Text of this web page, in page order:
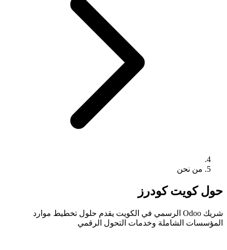
من نحن
حول كويت كودرز
شريك Odoo الرسمي في الكويت يقدم حلول تخطيط موارد
المؤسسات الشاملة وخدمات التحول الرقمي